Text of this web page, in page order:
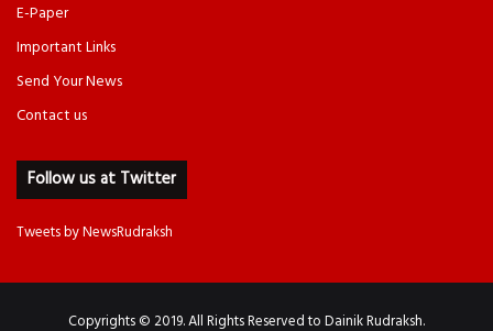
E-Paper
Important Links
Send Your News
Contact us
Follow us at Twitter
Tweets by NewsRudraksh
Copyrights © 2019. All Rights Reserved to Dainik Rudraksh.